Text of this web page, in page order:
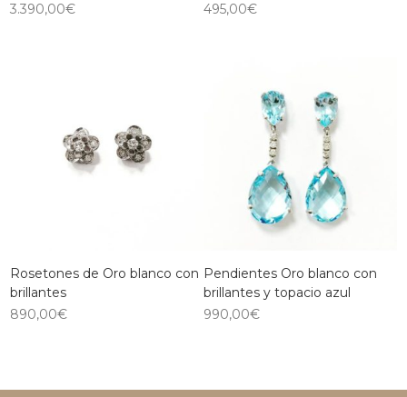
3.390,00€
495,00€
Rosetones de Oro blanco con
brillantes
890,00€
Pendientes Oro blanco con
brillantes y topacio azul
990,00€